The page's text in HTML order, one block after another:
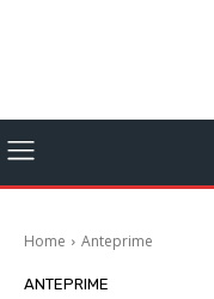
Home Anteprime
ANTEPRIME